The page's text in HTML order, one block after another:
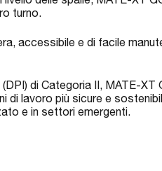
turno.
accessibile e di facile
di Categoria II, MATE-XT
di lavoro più sicure e
e in settori emergenti.